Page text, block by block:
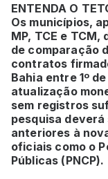
ENTENDA O
Os municípios,
MP, TCE e
de comparação
contratos
Bahia entre 1º
atualização
sem registros
pesquisa deverá
anteriores à
oficiais como o
Públicas (PNCP).